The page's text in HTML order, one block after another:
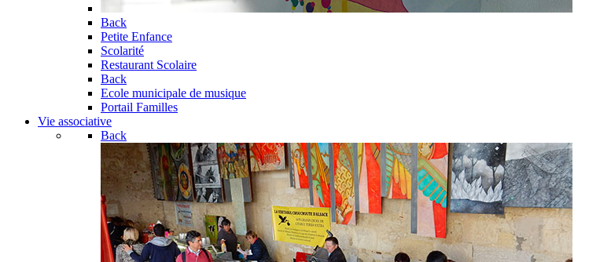
Back
Petite Enfance
Scolarité
Restaurant Scolaire
Back
Ecole municipale de musique
Portail Familles
Vie associative
Back